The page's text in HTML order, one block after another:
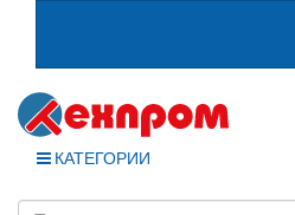
КАТЕГОРИИ